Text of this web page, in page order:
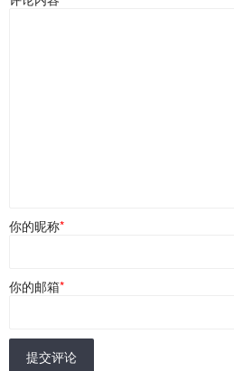
你的昵称*
你的邮箱*
提交评论